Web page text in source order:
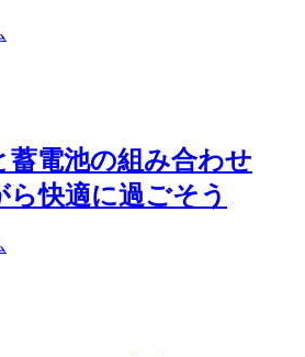
蓄電池の組み合わせ
快適に過ごそう